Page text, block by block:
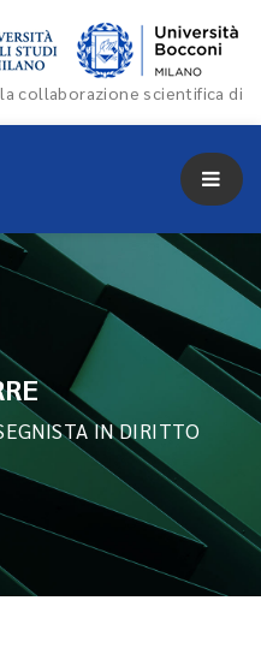
la collaborazione scientifica di
IN DIRITTO